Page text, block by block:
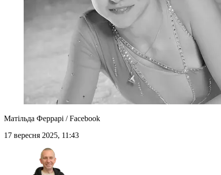
Матільда Феррарі / Facebook
17 вересня 2025, 11:43